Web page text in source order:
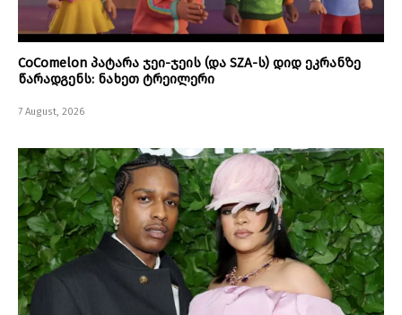
CoComelon პატარა ჯეი-ჯეის (და SZA-ს) დიდ ეკრანზე
წარადგენს: ნახეთ ტრეილერი
7 August, 2026